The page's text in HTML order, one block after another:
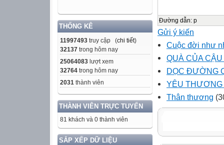
THỐNG KÊ
11997493 truy cập (chi tiết)
32137 trong hôm nay
25064083 lượt xem
32764 trong hôm nay
2031 thành viên
THÀNH VIÊN TRỰC TUYẾN
81 khách và 0 thành viên
SẮP XẾP DỮ LIỆU
Đường dẫn: p
Gửi ý kiến
Cuộc đời như
QUÀ CỦA
DỌC ĐƯỜNG
YÊU THƯƠNG
Thân thương